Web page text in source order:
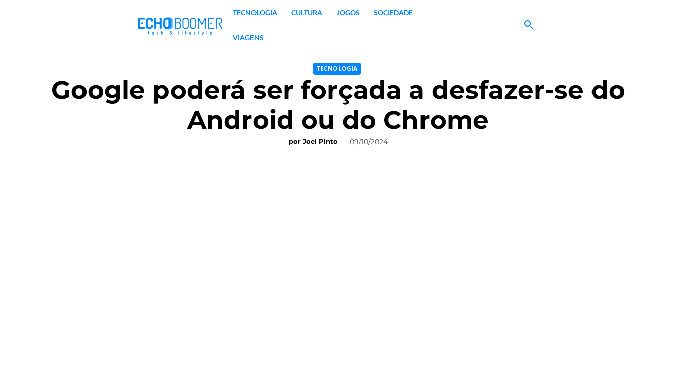
TECNOLOGIA CULTURA JOGOS SOCIEDADE
VIAGENS
TECNOLOGIA
Google poderá ser forçada a desfazer-se do
Android ou do Chrome
por Joel Pinto 09/10/2024